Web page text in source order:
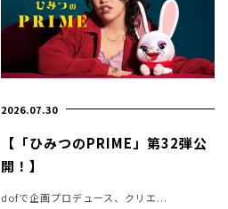
2026.07.30
【「ひみつのPRIME」第32弾公
開！】
dofで企画プロデュース、クリエ...